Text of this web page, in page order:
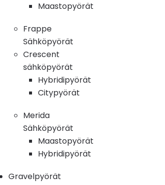
Maastopyörät
Frappe
Sähköpyörät
Crescent
sähköpyörät
Hybridipyörät
Citypyörät
Merida
Sähköpyörät
Maastopyörät
Hybridipyörät
Gravelpyörät